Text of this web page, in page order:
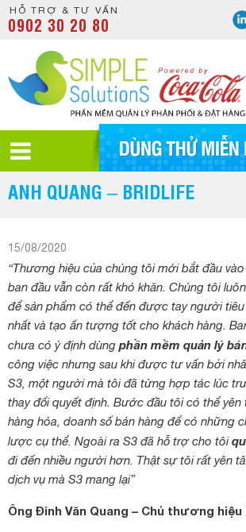
HỖ TRỢ & TƯ VẤN
0902 30 20 80
ANH QUANG – BRIDLIFE
15/08/2020
“Thương hiệu của chúng tôi mới bắt đầu
ban đầu vẫn còn rất khó khăn. Chúng tôi
để sản phẩm có thể đến được tay người
nhất và tạo ấn tượng tốt cho khách hàng.
chưa có ý định dùng phần mềm quản lý
công việc nhưng sau khi được tư vấn bởi
S3, một người mà tôi đã từng hợp tác lúc
thay đổi quyết định. Bước đầu tôi có thể yên
hàng hóa, doanh số bán hàng để có những
lược cụ thể. Ngoài ra S3 đã hỗ trợ cho tôi
đi đến nhiều người hơn. Thật sự tôi rất yên
dịch vụ mà S3 mang lại”
Ông Đinh Văn Quang – Chủ thương